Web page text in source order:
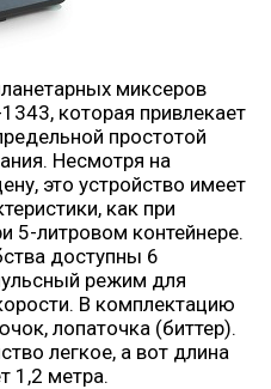
миксеров
которая привлекает
простотой
Несмотря на
это устройство имеет
как при
5-литровом контейнере.
доступны 6
режим для
В комплектацию
лопаточка (биттер).
легкое, а вот длина
1,2 метра.